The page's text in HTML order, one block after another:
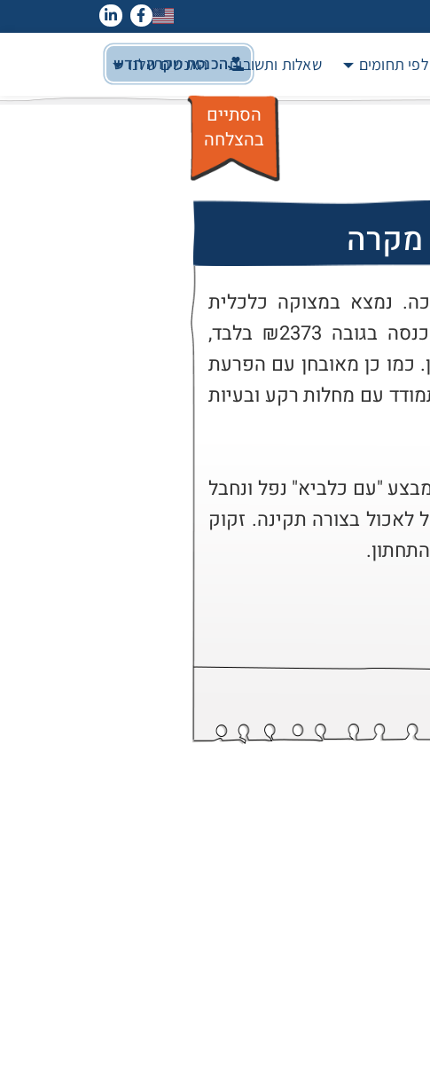
תחומים שאלות ותשובות האנשים שלנו
הכנסת מקרה חדש
הסתיים
בהצלחה
מקרה